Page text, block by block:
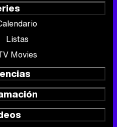
Listas
Movies